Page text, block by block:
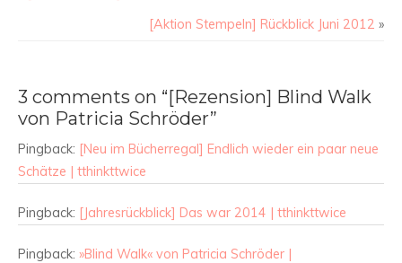
[Aktion Stempeln] Rückblick Juni 2012 »
3 comments on “[Rezension] Blind Walk
von Patricia Schröder”
Pingback: [Neu im Bücherregal] Endlich wieder ein paar neue
Schätze | tthinkttwice
Pingback: [Jahresrückblick] Das war 2014 | tthinkttwice
Pingback: »Blind Walk« von Patricia Schröder |